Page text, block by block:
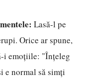
Lasă-l pe
Orice ar spune,
i emoțiile: "Înțeleg
e normal să simți